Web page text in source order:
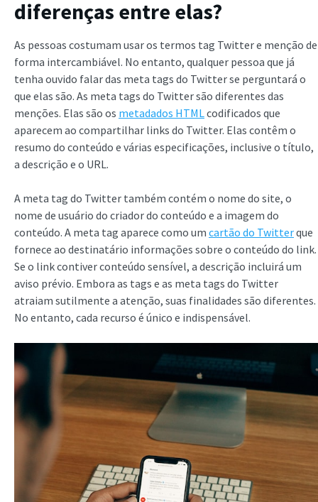
diferenças entre elas?
As pessoas costumam usar os termos tag Twitter e menção de
forma intercambiável. No entanto, qualquer pessoa que já
tenha ouvido falar das meta tags do Twitter se perguntará o
que elas são. As meta tags do Twitter são diferentes das
menções. Elas são os metadados HTMLcodificados que
aparecem ao compartilhar links do Twitter. Elas contêm o
resumo do conteúdo e várias especificações, inclusive o título,
a descrição e o URL.
A meta tag do Twitter também contém o nome do site, o
nome de usuário do criador do conteúdo e a imagem do
conteúdo. A meta tag aparece como um cartão do Twitterque
fornece ao destinatário informações sobre o conteúdo do link.
Se o link contiver conteúdo sensível, a descrição incluirá um
aviso prévio. Embora as tags e as meta tags do Twitter
atraiam sutilmente a atenção, suas finalidades são diferentes.
No entanto, cada recurso é único e indispensável.